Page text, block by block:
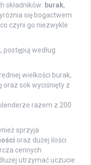
składników: burak,
się bogactwem
czyni go niezwykle
według
wielkości burak,
oraz sok wyciśnięty z
razem z 200
sprzyja
oraz dużej ilości
cennych
utrzymać uczucie